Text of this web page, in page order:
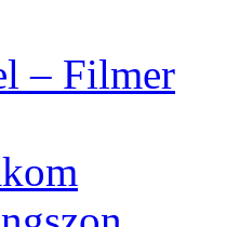
– Filmer